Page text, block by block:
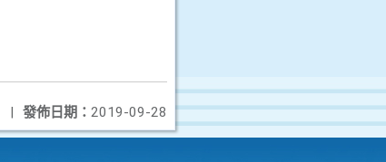
發佈日期： 2019-09-28
|